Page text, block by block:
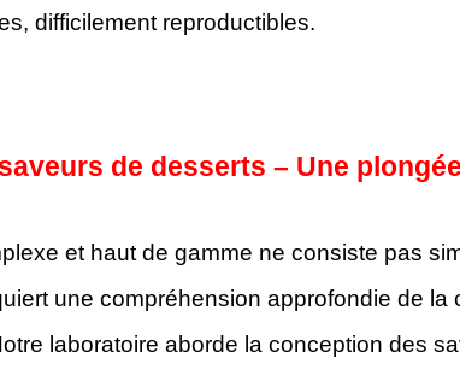
difficilement reproductibles.
de desserts – Une
et haut de gamme ne consiste pas
une compréhension approfondie de la
laboratoire aborde la conception des